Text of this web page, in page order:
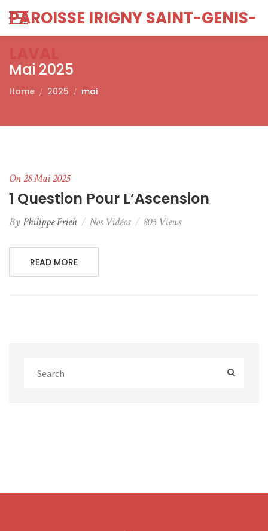
PAROISSE IRIGNY SAINT-GENIS-
Mai 2025
Home 2025 mai
On 28 Mai 2025
1 Question Pour L’Ascension
ByPhilippe Frieh Nos Vidéos 805 Views
READ MORE